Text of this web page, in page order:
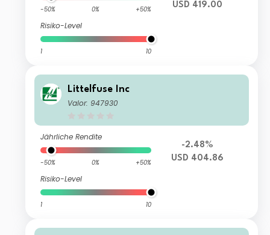
-50% 0% +50%
Risiko-Level
1 10
USD 419.00
Littelfuse Inc
Valor: 947930
Jährliche Rendite
-50% 0% +50%
Risiko-Level
1 10
-2.48%
USD 404.86